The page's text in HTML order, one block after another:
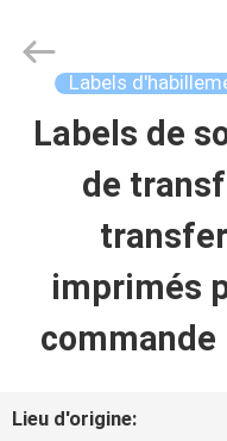
APERÇU
PRODUITS
PROPOS
DE
T&K
Accessories
Labels
Labels de
de
imprimés
Lieu d'origine: